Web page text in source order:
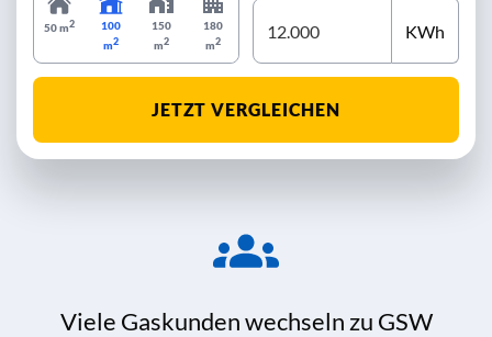
50 m2
100
m2
150
m2
180
m2 KWh
JETZT VERGLEICHEN
Viele Gaskunden wechseln zu GSW